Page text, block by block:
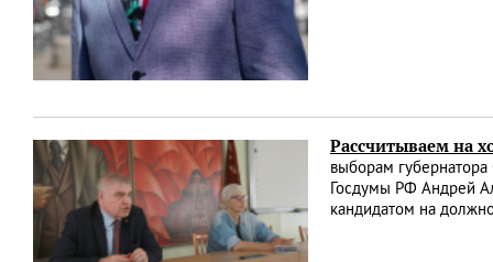
Рассчитываем на
выборам
Госдумы РФ Андрей
кандидатом на